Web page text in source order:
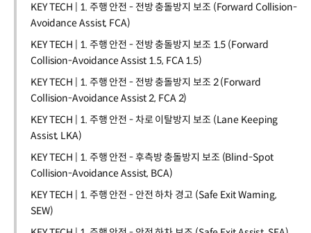
KEY TECH | 1. 주행 안전 - 전방 충돌방지 보조 (Forward Collision-
Avoidance Assist, FCA)
KEY TECH | 1. 주행 안전 - 전방 충돌방지 보조 1.5 (Forward
Collision-Avoidance Assist 1.5, FCA 1.5)
KEY TECH | 1. 주행 안전 - 전방 충돌방지 보조 2 (Forward
Collision-Avoidance Assist 2, FCA 2)
KEY TECH | 1. 주행 안전 - 차로 이탈방지 보조 (Lane Keeping
Assist, LKA)
KEY TECH | 1. 주행 안전 - 후측방 충돌방지 보조 (Blind-Spot
Collision-Avoidance Assist, BCA)
KEY TECH | 1. 주행 안전 - 안전 하차 경고 (Safe Exit Warning,
SEW)